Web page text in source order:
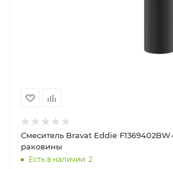
Смеситель Bravat Eddie
раковины
Есть в наличии: 2